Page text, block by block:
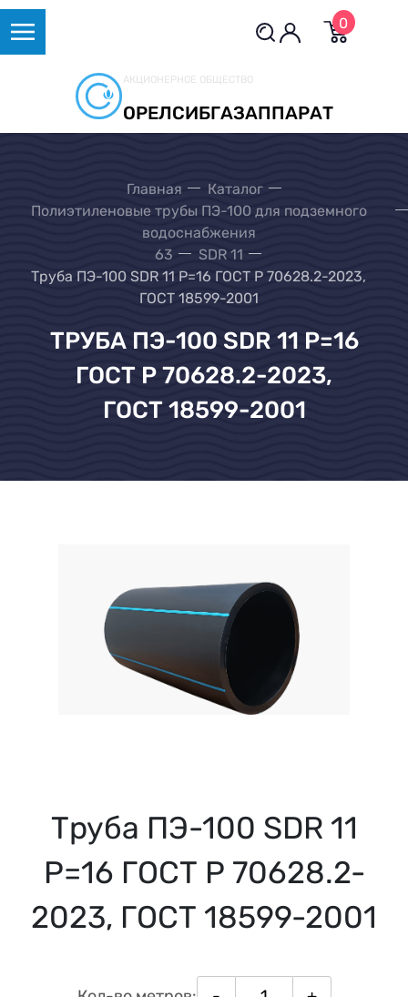
0
АКЦИОНЕРНОЕ ОБЩЕСТВО
ОРЕЛСИБГАЗАППАРАТ
Главная
Каталог
Полиэтиленовые трубы ПЭ-100 для подземного
водоснабжения
63
SDR 11
Труба ПЭ-100 SDR 11 Р=16 ГОСТ Р 70628.2-2023,
ГОСТ 18599-2001
ТРУБА ПЭ-100 SDR 11 Р=16
ГОСТ Р 70628.2-2023,
ГОСТ 18599-2001
Труба ПЭ-100 SDR 11
Р=16 ГОСТ Р 70628.2-
2023, ГОСТ 18599-2001